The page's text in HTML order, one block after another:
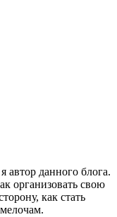
автор данного блога.
организовать свою
как стать